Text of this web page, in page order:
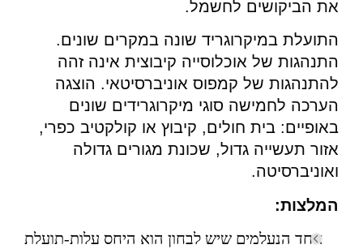
את הביקושים לחשמל.
התועלת במיקרוגריד שונה במקרים שונים.
התנהגות של אוכלוסייה קיבוצית אינה זהה
להתנהגות של קמפוס אוניברסיטאי. הוצגה
הערכה לחמישה סוגי מיקרוגרידים שונים
באופיים: בית חולים, קיבוץ או קולקטיב כפרי,
אזור תעשייה גדול, שכונת מגורים גדולה
ואוניברסיטה.
המלצות:
אחד הנעלמים שיש לבחון הוא היחס עלות-תועלת